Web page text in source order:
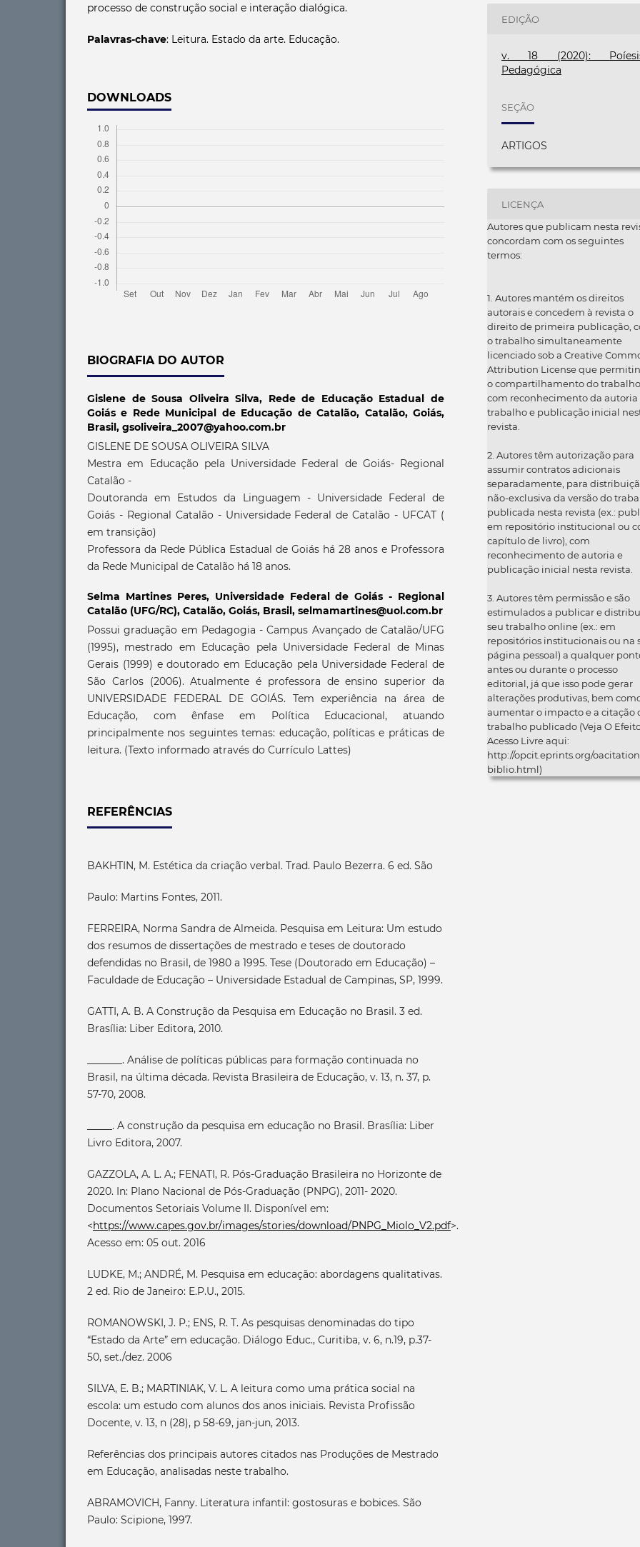
processo de construção social e interação dialógica.
Palavras-chave: Leitura. Estado da arte. Educação.
DOWNLOADS
BIOGRAFIA DO AUTOR
Gislene de Sousa Oliveira Silva, Rede de Educação Estadual de
Goiás e Rede Municipal de Educação de Catalão, Catalão, Goiás,
Brasil, gsoliveira_2007@yahoo.com.br
GISLENE DE SOUSA OLIVEIRA SILVA
Mestra em Educação pela Universidade Federal de Goiás- Regional
Catalão -
Doutoranda em Estudos da Linguagem - Universidade Federal de
Goiás - Regional Catalão - Universidade Federal de Catalão - UFCAT (
em transição)
Professora da Rede Pública Estadual de Goiás há 28 anos e Professora
da Rede Municipal de Catalão há 18 anos.
Selma Martines Peres, Universidade Federal de Goiás - Regional
Catalão (UFG/RC), Catalão, Goiás, Brasil, selmamartines@uol.com.br
Possui graduação em Pedagogia - Campus Avançado de Catalão/UFG
(1995), mestrado em Educação pela Universidade Federal de Minas
Gerais (1999) e doutorado em Educação pela Universidade Federal de
São Carlos (2006). Atualmente é professora de ensino superior da
UNIVERSIDADE FEDERAL DE GOIÁS. Tem experiência na área de
Educação, com ênfase em Política Educacional, atuando
principalmente nos seguintes temas: educação, políticas e práticas de
leitura. (Texto informado através do Currículo Lattes)
REFERÊNCIAS
BAKHTIN, M. Estética da criação verbal. Trad. Paulo Bezerra. 6 ed. São
Paulo: Martins Fontes, 2011.
FERREIRA, Norma Sandra de Almeida. Pesquisa em Leitura: Um estudo
dos resumos de dissertações de mestrado e teses de doutorado
defendidas no Brasil, de 1980 a 1995. Tese (Doutorado em Educação) –
Faculdade de Educação – Universidade Estadual de Campinas, SP, 1999.
GATTI, A. B. A Construção da Pesquisa em Educação no Brasil. 3 ed.
Brasília: Liber Editora, 2010.
_______. Análise de políticas públicas para formação continuada no
Brasil, na última década. Revista Brasileira de Educação, v. 13, n. 37, p.
57-70, 2008.
_____. A construção da pesquisa em educação no Brasil. Brasília: Liber
Livro Editora, 2007.
GAZZOLA, A. L. A.; FENATI, R. Pós-Graduação Brasileira no Horizonte de
2020. In: Plano Nacional de Pós-Graduação (PNPG), 2011- 2020.
Documentos Setoriais Volume II. Disponível em:
<https://www.capes.gov.br/images/stories/download/PNPG_Miolo_V2.pdf>.
Acesso em: 05 out. 2016
LUDKE, M.; ANDRÉ, M. Pesquisa em educação: abordagens qualitativas.
2 ed. Rio de Janeiro: E.P.U., 2015.
ROMANOWSKI, J. P.; ENS, R. T. As pesquisas denominadas do tipo
“Estado da Arte” em educação. Diálogo Educ., Curitiba, v. 6, n.19, p.37-
50, set./dez. 2006
SILVA, E. B.; MARTINIAK, V. L. A leitura como uma prática social na
escola: um estudo com alunos dos anos iniciais. Revista Profissão
Docente, v. 13, n (28), p 58-69, jan-jun, 2013.
Referências dos principais autores citados nas Produções de Mestrado
em Educação, analisadas neste trabalho.
ABRAMOVICH, Fanny. Literatura infantil: gostosuras e bobices. São
Paulo: Scipione, 1997.
EDIÇÃO
v. 18 (2020):
Pedagógica
SEÇÃO
ARTIGOS
LICENÇA
Autores que publicam nesta
concordam com os seguintes
termos:
1. Autores mantém os direitos
autorais e concedem à revista o
direito de primeira publicação,
o trabalho simultaneamente
licenciado sob a Creative
Attribution License que
o compartilhamento do trabalho
com reconhecimento da autoria
trabalho e publicação inicial
revista.
2. Autores têm autorização para
assumir contratos adicionais
separadamente, para
não-exclusiva da versão do
publicada nesta revista (ex.:
em repositório institucional ou
capítulo de livro), com
reconhecimento de autoria e
publicação inicial nesta revista.
3. Autores têm permissão e são
estimulados a publicar e
seu trabalho online (ex.: em
repositórios institucionais ou na
página pessoal) a qualquer
antes ou durante o processo
editorial, já que isso pode gerar
alterações produtivas, bem
aumentar o impacto e a citação
trabalho publicado (Veja O
Acesso Livre aqui:
http://opcit.eprints.org/
biblio.html)